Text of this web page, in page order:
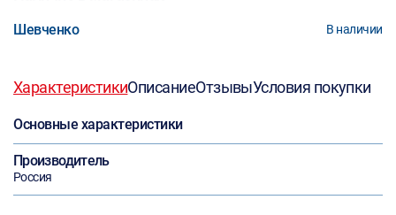
Шевченко В наличии
ХарактеристикиОписаниеОтзывыУсловия покупки
Основные характеристики
Производитель
Россия